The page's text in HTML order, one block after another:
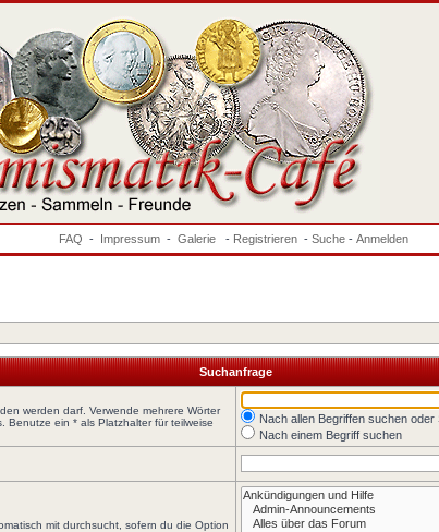
FAQ - Impressum - Galerie - Registrieren - Suche - Anmelden
Suchanfrage
werden darf. Verwende mehrere Wörter
Benutze ein * als Platzhalter für teilweise
Nach allen Begriffen suchen
Nach einem Begriff suchen
mit durchsucht, sofern du die Option